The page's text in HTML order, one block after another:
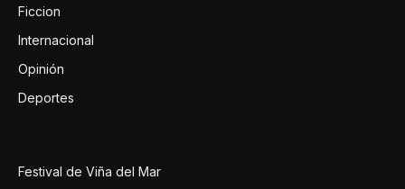
Ficcion
Internacional
Opinión
Deportes
Festival de Viña del Mar